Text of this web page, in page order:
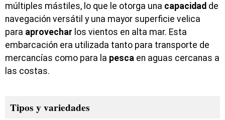
múltiples mástiles, lo que le otorga una capacidad de
navegación versátil y una mayor superficie velica
para aprovechar los vientos en alta mar. Esta
embarcación era utilizada tanto para transporte de
mercancías como para la pesca en aguas cercanas a
las costas.
Tipos y variedades